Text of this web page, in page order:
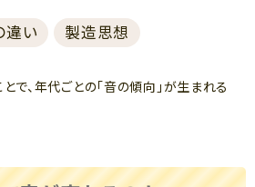
違い 製造思想
で、年代ごとの「音の傾向」が生まれる